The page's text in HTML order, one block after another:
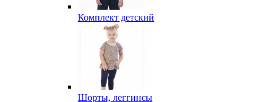
Комплект детский
Шорты, леггинсы